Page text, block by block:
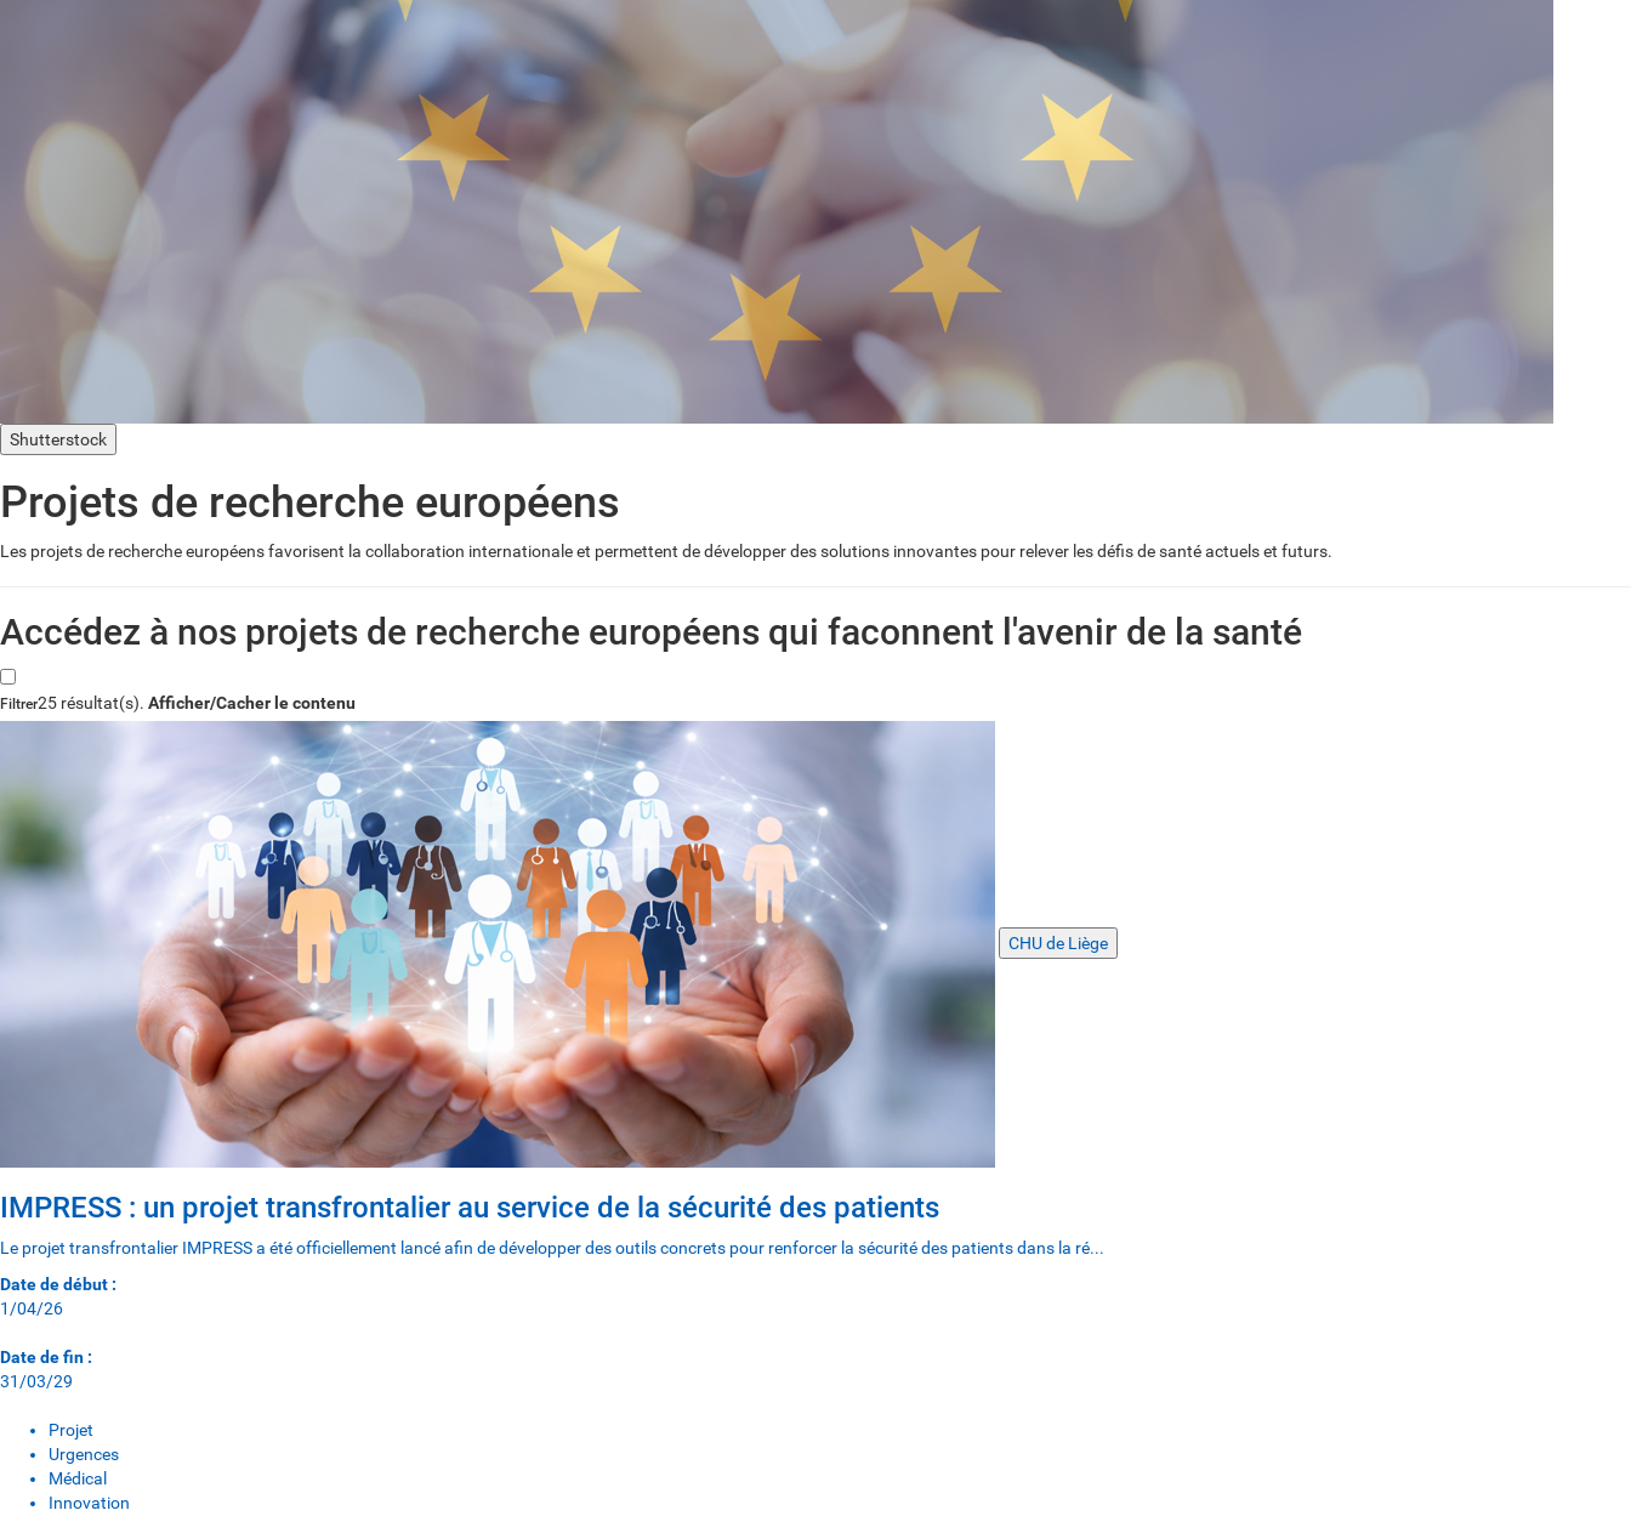
Shutterstock
Projets de recherche européens
Les projets de recherche européens favorisent la collaboration internationale et permettent de développer des solutions innovantes pour relever les défis de santé actuels et futurs.
Accédez à nos projets de recherche européens qui faconnent l'avenir de la santé
Filtrer25 résultat(s). Afficher/Cacher le contenu
Service
Type Projet
CHU de Liège
IMPRESS : un projet transfrontalier au service de la sécurité des patients
Le projet transfrontalier IMPRESS a été officiellement lancé afin de développer des outils concrets pour renforcer la sécurité des patients dans la ré...
Date de début :
1/04/26
Date de fin :
31/03/29
Projet
Urgences
Médical
Innovation